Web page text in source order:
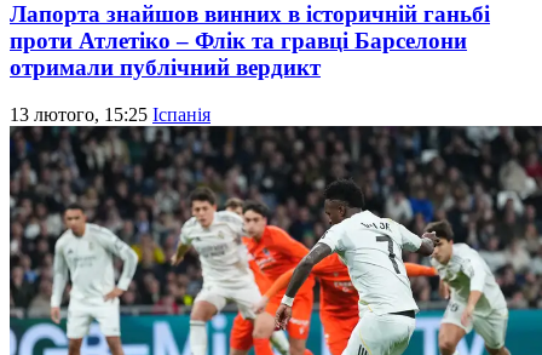
Лапорта знайшов винних в історичній ганьбі
проти Атлетіко – Флік та гравці Барселони
отримали публічний вердикт
13 лютого, 15:25 Іспанія